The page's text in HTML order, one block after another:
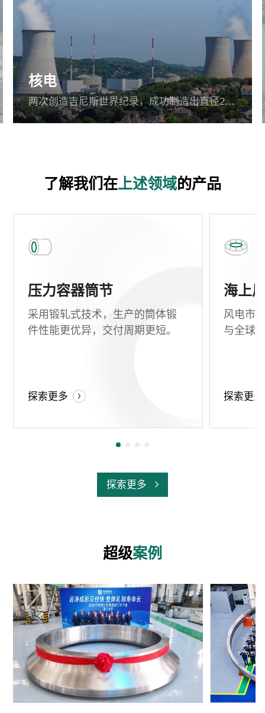
核电
两次创造吉尼斯世界纪录，成功制造出直径21.029米整体无缝环轧钢环
了解我们在上述领域的产品
探索更多
压力容器筒节
采用锻轧式技术，生产的筒体锻
件性能更优异，交付周期更短。
探索更多 压力容器筒节
海上
风电市
与全球
探索更多
超级案例